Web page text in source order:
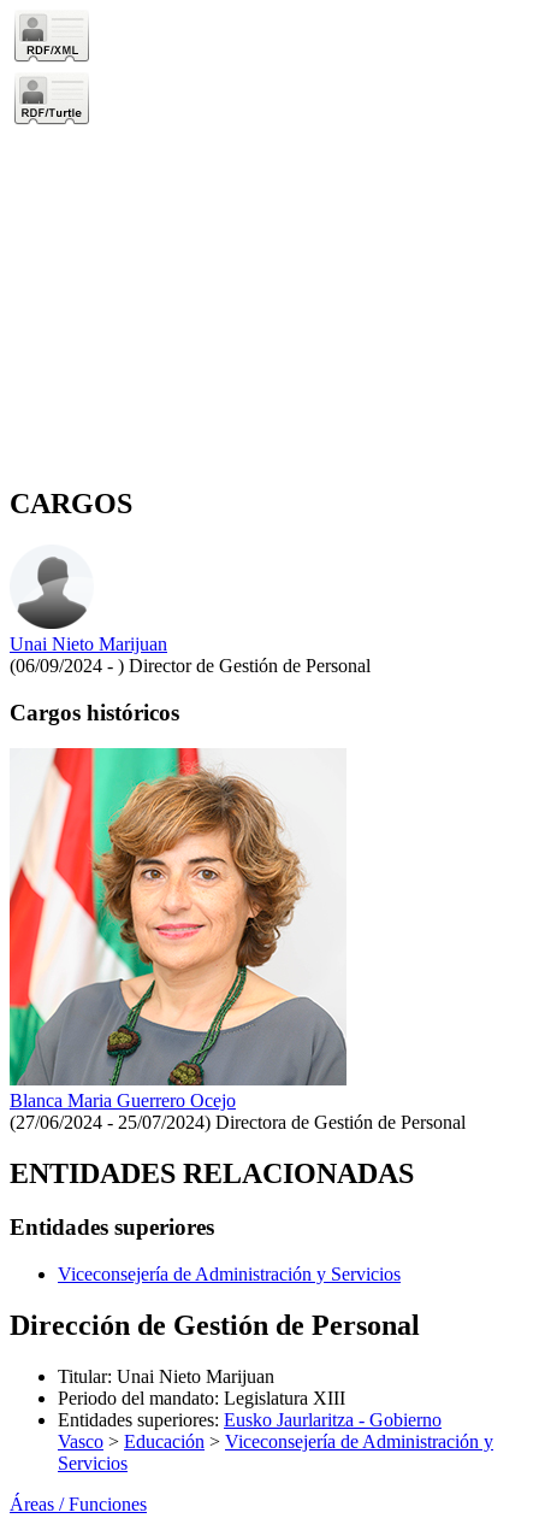
CARGOS
Unai Nieto Marijuan
(06/09/2024 - ) Director de Gestión de Personal
Cargos históricos
Blanca Maria Guerrero Ocejo
(27/06/2024 - 25/07/2024) Directora de Gestión de Personal
ENTIDADES RELACIONADAS
Entidades superiores
Viceconsejería de Administración y Servicios
Dirección de Gestión de Personal
Titular: Unai Nieto Marijuan
Periodo del mandato: Legislatura XIII
Entidades superiores: Eusko Jaurlaritza - Gobierno
Vasco > Educación > Viceconsejería de Administración y
Servicios
Áreas / Funciones